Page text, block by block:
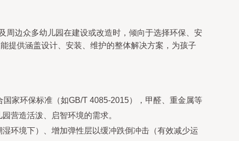
周边众多幼儿园在建设或改造时，倾向于选择环保、安
提供涵盖设计、安装、维护的整体解决方案，为孩子
家环保标准（如GB/T 4085-2015），甲醛、重金属等
营造活泼、启智环境的需求。
环境下）、增加弹性层以缓冲跌倒冲击（有效减少运